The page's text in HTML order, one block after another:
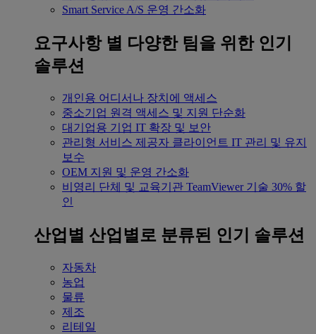
Smart Service A/S 운영 간소화
요구사항 별 다양한 팀을 위한 인기
솔루션
개인용 어디서나 장치에 액세스
중소기업 원격 액세스 및 지원 단순화
대기업용 기업 IT 확장 및 보안
관리형 서비스 제공자 클라이언트 IT 관리 및 유지
보수
OEM 지원 및 운영 간소화
비영리 단체 및 교육기관 TeamViewer 기술 30% 할
인
산업별 산업별로 분류된 인기 솔루션
자동차
농업
물류
제조
리테일